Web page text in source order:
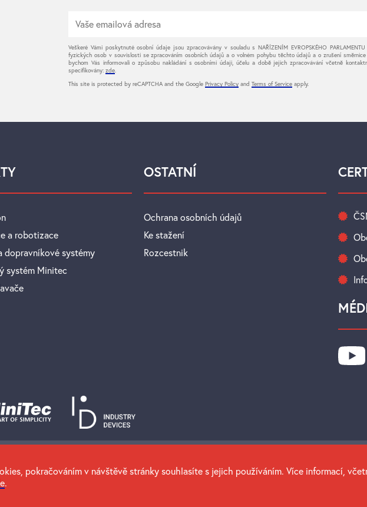
Veškeré Vámi poskytnuté osobní údaje jsou zpracovávány v souladu s NAŘÍZENÍM EVROPSKÉHO
fyzických osob v souvislosti se zpracováním osobních údajů a o volném pohybu těchto údajů a o zrušení
bychom Vás informovali o způsobu nakládání s osobními údaji, účelu a době jejich zpracovávání včetně
specifikovány: zde
This site is protected by reCAPTCHA and the Google Privacy Policy and Terms of Service apply.
a robotizace
dopravníkové systémy
systém Minitec
OSTATNÍ
Ochrana osobních údajů
Ke stažení
Rozcestnik
pokračováním v návštěvě stránky souhlasíte s jejich používáním. Více informací,
.